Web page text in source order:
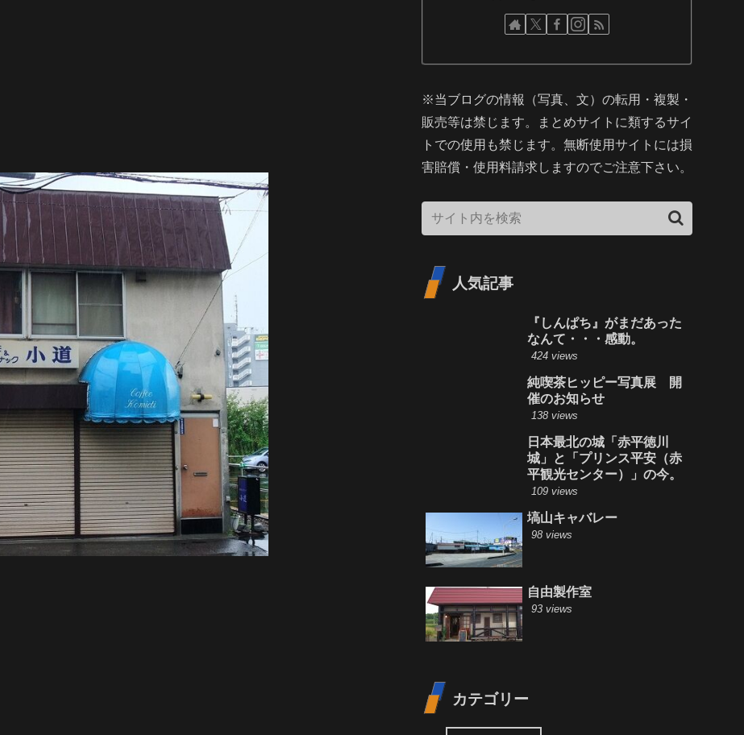
※当ブログの情報（写真、文）の転用・複製・
販売等は禁じます。まとめサイトに類するサイ
トでの使用も禁じます。無断使用サイトには損
害賠償・使用料請求しますのでご注意下さい。
人気記事
『しんぱち』がまだあった
なんて・・・感動。
424 views
純喫茶ヒッピー写真展 開
催のお知らせ
138 views
日本最北の城「赤平徳川
城」と「プリンス平安（赤
平観光センター）」の今。
109 views
塙山キャバレー
98 views
自由製作室
93 views
カテゴリー